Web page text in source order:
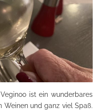
ist ein wunderbares
Weinen und ganz viel Spaß.